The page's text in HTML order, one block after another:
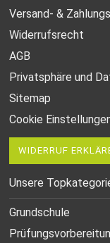
Versand- &
Widerrufsrecht
AGB
Privatsphäre und
Sitemap
Cookie
WIDERRUF
Unsere
Grundschule